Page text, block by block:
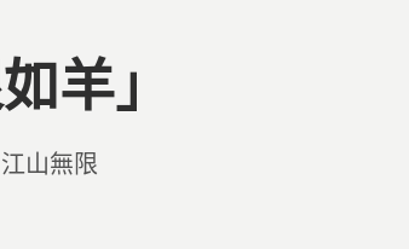
羊」
山無限